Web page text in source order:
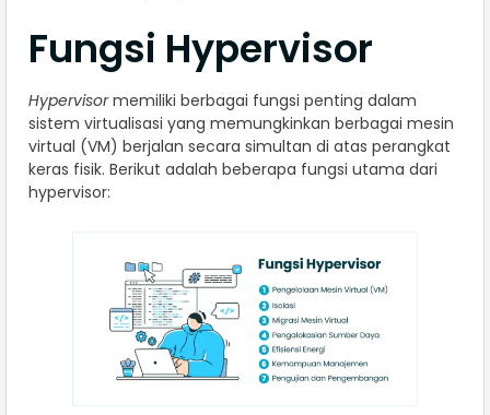
Fungsi Hypervisor
Hypervisormemiliki berbagai fungsi penting dalam
sistem virtualisasi yang memungkinkan berbagai mesin
virtual (VM) berjalan secara simultan di atas perangkat
keras fisik. Berikut adalah beberapa fungsi utama dari
hypervisor: